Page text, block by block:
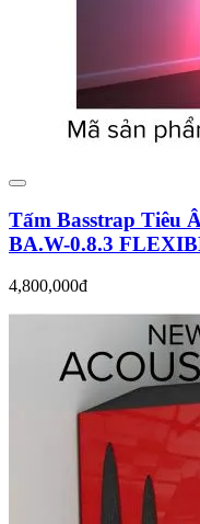
Tấm Basstrap Tiêu
BA.W-0.8.3
4,800,000đ